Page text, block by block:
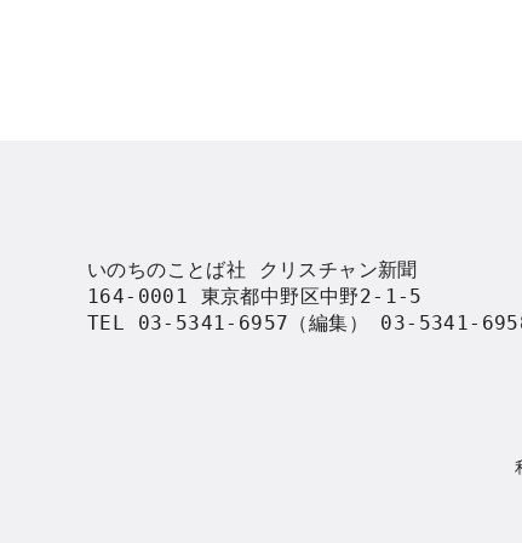
いのちのことば社 クリスチャン新聞
164-0001 東京都中野区中野2-1-5
TEL 03-5341-6957（編集） 03-5341-